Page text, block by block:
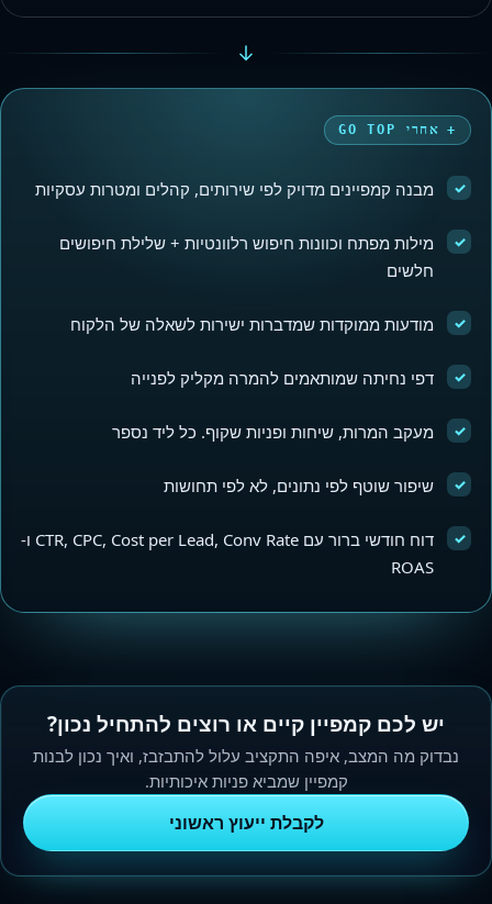
אחרי GO TOP
✓ מבנה קמפיינים מדויק לפי שירותים, קהלים ומטרות עסקיות
✓
מילות מפתח וכוונות חיפוש רלוונטיות + שלילת חיפושים
חלשים
✓ מודעות ממוקדות שמדברות ישירות לשאלה של הלקוח
✓ דפי נחיתה שמותאמים להמרה מקליק לפנייה
✓ מעקב המרות, שיחות ופניות שקוף. כל ליד נספר
✓ שיפור שוטף לפי נתונים, לא לפי תחושות
✓
דוח חודשי ברור עם CTR, CPC, Cost per Lead, Conv Rate ו-
ROAS
יש לכם קמפיין קיים או רוצים להתחיל נכון?
נבדוק מה המצב, איפה התקציב עלול להתבזבז, ואיך נכון לבנות
קמפיין שמביא פניות איכותיות.
לקבלת ייעוץ ראשוני